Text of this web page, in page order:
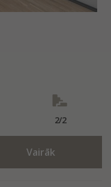
2/2
Vairāk